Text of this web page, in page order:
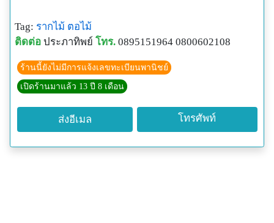
Tag: รากไม้ ตอไม้
ติดต่อ ประภาทิพย์ โทร. 0895151964 0800602108
ร้านนี้ยังไม่มีการแจ้งเลขทะเบียนพานิชย์
เปิดร้านมาแล้ว 13 ปี 8 เดือน
ส่งอีเมล โทรศัพท์